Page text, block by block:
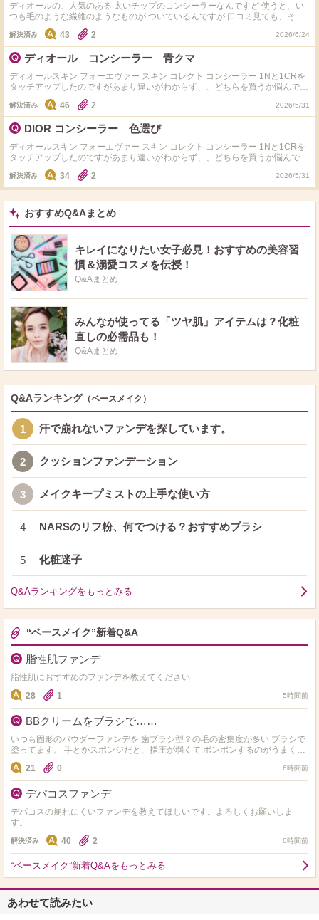
ディオールの、人気のある 太いチップのコンシーラーなんですど 使うと、い
つも毛のような繊維のようなものが ついているんですが 口コミ見ても、その
ような事を書いている方は1人もおらず 気になりました。 不良品でしょうか？
解決済み 43 2 2026/6/24
ディオール コンシーラー 青クマ
ディオールスキン フォーエヴァー スキン コレクト コンシーラー 1Nと1CRを
タッチアップしたのですがあまり違いがわからず、、どちらを買うか悩んでる
のでアドバイスいただけたら嬉しいです 青クマ用です ファンでは明るめ薄
づき 店員さんからは青クマはCR！とおすすめされましたが、1Nがクマに向い
てるというコメントも多く... ディオール
解決済み 46 2 2026/5/31
DIOR コンシーラー 色選び
ディオールスキン フォーエヴァー スキン コレクト コンシーラー 1Nと1CRを
タッチアップしたのですがあまり違いがわからず、、どちらを買うか悩んでる
のでアドバイスいただけたら嬉しいです クマ用です ディオール
解決済み 34 2 2026/5/31
おすすめQ&Aまとめ
キレイになりたい女子必見！おすすめの美容習
慣＆溺愛コスメを伝授！
Q&Aまとめ
みんなが使ってる「ツヤ肌」アイテムは？化粧
直しの必需品も！
Q&Aまとめ
Q&Aランキング （ベースメイク）
1 汗で崩れないファンデを探しています。
2 クッションファンデーション
3 メイクキープミストの上手な使い方
4 NARSのリフ粉、何でつける？おすすめブラシ
5 化粧迷子
Q&Aランキングをもっとみる
“ベースメイク”新着Q&A
脂性肌ファンデ
脂性肌におすすめのファンデを教えてください
28
1 5時間前
BBクリームをブラシで……
いつも固形のバウダーファンデを 歯ブラシ型？の毛の密集度が多い ブラシで
塗ってます。 手とかスポンジだと、指圧が弱くて ポンポンするのがうまくで
21 0 6時間前
デパコスファンデ
デパコスの崩れにくいファンデを教えてほしいです。よろしくお願いしま
す。
解決済み 40 2 6時間前
“ベースメイク”新着Q&Aをもっとみる
あわせて読みたい